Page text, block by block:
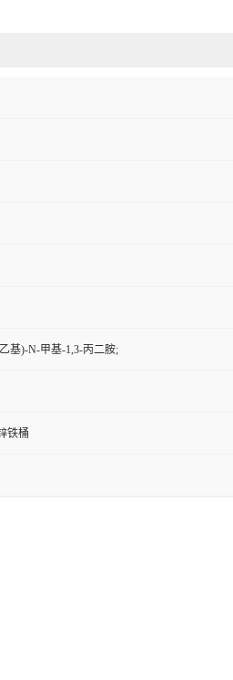
基)-N-甲基-1,3-丙二胺;
铁桶